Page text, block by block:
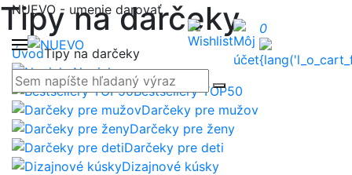
NUEVO - umenie darovať
0
Tipy na darčeky
ÚvodTipy na darčeky
Novinky
Bestsellery TOP50
Darčeky pre mužov
Darčeky pre ženy
Darčeky pre deti
Dizajnové kúsky